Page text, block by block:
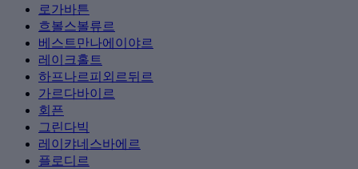
로가바튼
흐볼스볼류르
베스트만나에이야르
레이크홀트
하프나르피외르뒤르
가르다바이르
회픈
그린다빅
레이캬네스바에르
플로디르